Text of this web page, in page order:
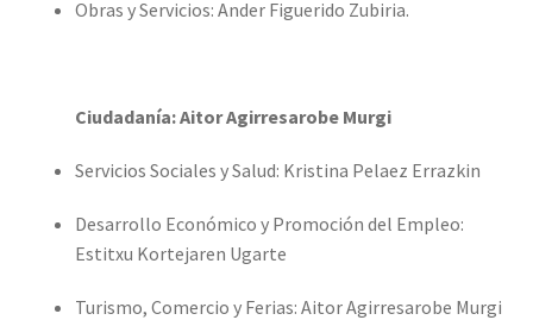
Obras y Servicios: Ander Figuerido Zubiria.
Ciudadanía: Aitor Agirresarobe Murgi
Servicios Sociales y Salud: Kristina Pelaez Errazkin
Desarrollo Económico y Promoción del Empleo:
Estitxu Kortejaren Ugarte
Turismo, Comercio y Ferias: Aitor Agirresarobe Murgi